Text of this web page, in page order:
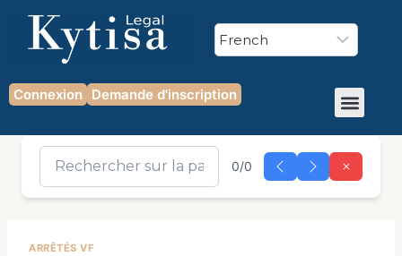
Connexion Demande d'inscription
0/0
ARRÊTÉS VF